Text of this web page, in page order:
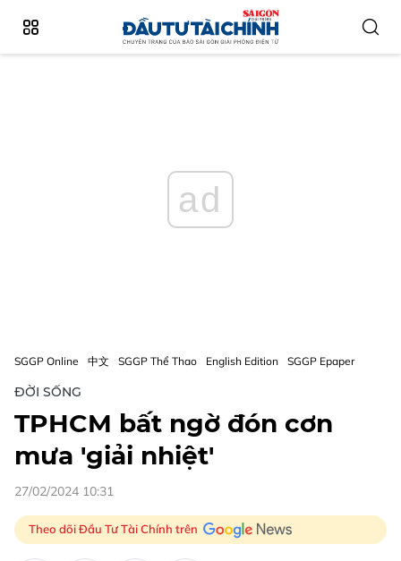
ad
SGGP Online 中文 SGGP Thể Thao English Edition SGGP Epaper
ĐỜI SỐNG
TPHCM bất ngờ đón cơn
mưa 'giải nhiệt'
27/02/2024 10:31
Theo dõi Đầu Tư Tài Chính trên